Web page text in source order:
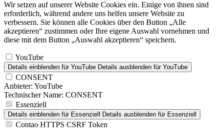
Wir setzen auf unserer Website Cookies ein. Einige von ihnen sind
erforderlich, während andere uns helfen unsere Website zu
verbessern. Sie können alle Cookies über den Button „Alle
akzeptieren“ zustimmen oder Ihre eigene Auswahl vornehmen und
diese mit dem Button „Auswahl akzeptieren“ speichern.
YouTube
Details einblenden für YouTube Details ausblenden für YouTube
CONSENT
Anbieter: YouTube
Technischer Name: CONSENT
Essenziell
Details einblenden für Essenziell Details ausblenden für Essenziell
Contao HTTPS CSRF Token